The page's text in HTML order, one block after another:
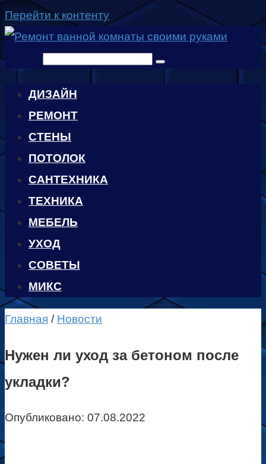
Перейти к контенту
ДИЗАЙН
РЕМОНТ
СТЕНЫ
ПОТОЛОК
САНТЕХНИКА
ТЕХНИКА
МЕБЕЛЬ
УХОД
CОВЕТЫ
МИКС
Главная / Новости
Нужен ли уход за бетоном после
укладки?
Опубликовано: 07.08.2022